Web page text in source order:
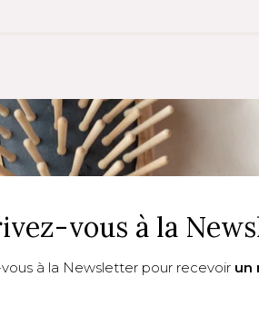
vous à la
vous à la Newsletter pour recevoir un